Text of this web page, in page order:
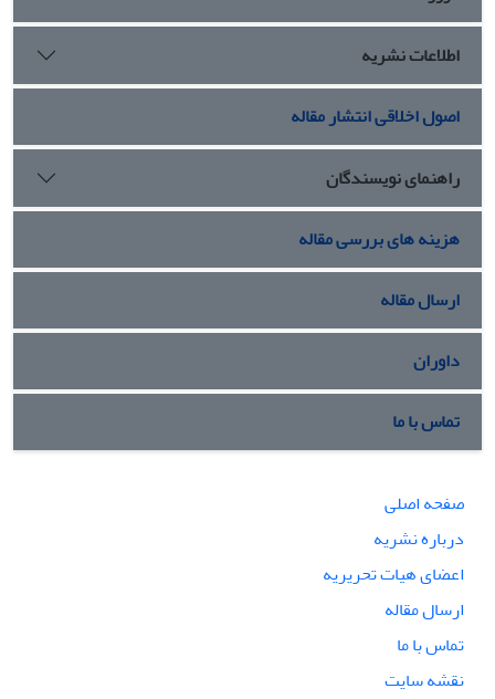
اطلاعات نشریه
اصول اخلاقی انتشار مقاله
راهنمای نویسندگان
هزینه های بررسی مقاله
ارسال مقاله
داوران
تماس با ما
صفحه اصلی
درباره نشریه
اعضای هیات تحریریه
ارسال مقاله
تماس با ما
نقشه سایت